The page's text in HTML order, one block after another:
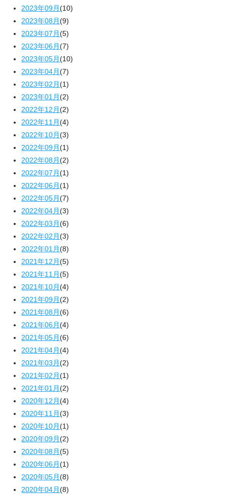
2023年09月(10)
2023年08月(9)
2023年07月(5)
2023年06月(7)
2023年05月(10)
2023年04月(7)
2023年02月(1)
2023年01月(2)
2022年12月(2)
2022年11月(4)
2022年10月(3)
2022年09月(1)
2022年08月(2)
2022年07月(1)
2022年06月(1)
2022年05月(7)
2022年04月(3)
2022年03月(6)
2022年02月(3)
2022年01月(8)
2021年12月(5)
2021年11月(5)
2021年10月(4)
2021年09月(2)
2021年08月(6)
2021年06月(4)
2021年05月(6)
2021年04月(4)
2021年03月(2)
2021年02月(1)
2021年01月(2)
2020年12月(4)
2020年11月(3)
2020年10月(1)
2020年09月(2)
2020年08月(5)
2020年06月(1)
2020年05月(8)
2020年04月(8)